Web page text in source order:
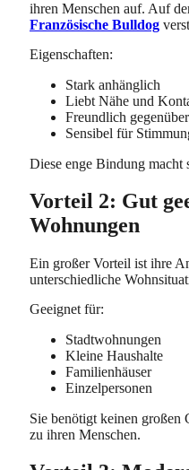
ihren Menschen auf. Auf
Französische Bulldog
Eigenschaften:
Stark anhänglich
Liebt Nähe und
Freundlich
Sensibel für
Diese enge Bindung macht
Vorteil 2: Gut
Wohnungen
Ein großer Vorteil ist ihre
unterschiedliche
Geeignet für:
Stadtwohnungen
Kleine Haushalte
Familienhäuser
Einzelpersonen
Sie benötigt keinen großen
zu ihren Menschen.